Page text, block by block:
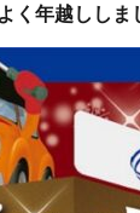
く年越ししま